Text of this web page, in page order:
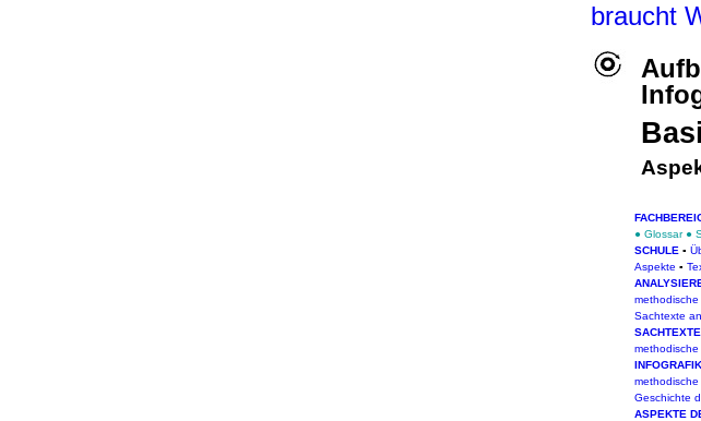
braucht
● Glossar ●
SCHULE ▪
Aspekte ▪
methodische
Sachtexte
methodische
methodische
Geschichte
ASPEKTE